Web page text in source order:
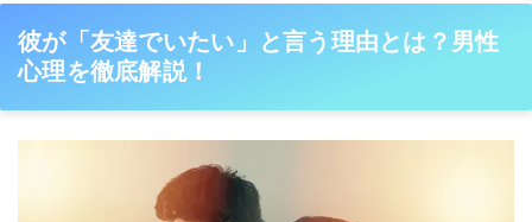
彼が「友達でいたい」と言う理由とは？男性
心理を徹底解説！